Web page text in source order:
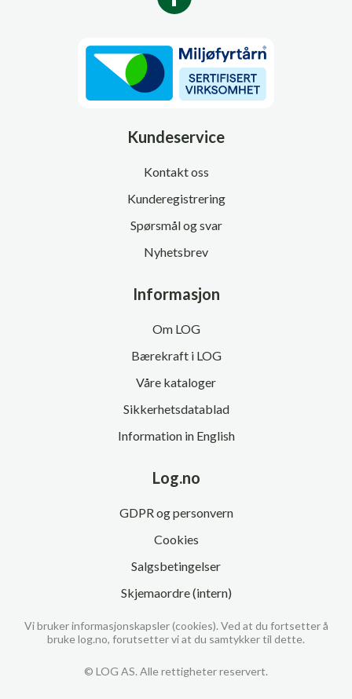
Kundeservice
Kontakt oss
Kunderegistrering
Spørsmål og svar
Nyhetsbrev
Informasjon
Om LOG
Bærekraft i LOG
Våre kataloger
Sikkerhetsdatablad
Information in English
Log.no
GDPR og personvern
Cookies
Salgsbetingelser
Skjemaordre (intern)
© LOG AS. Alle rettigheter reservert.
Vi bruker informasjonskapsler (cookies). Ved at du fortsetter å
bruke log.no, forutsetter vi at du samtykker til dette.